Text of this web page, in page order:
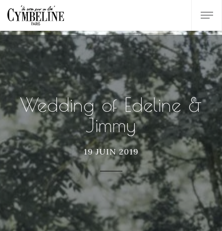
Wedding of Edeline &
Jimmy
19 JUIN 2019